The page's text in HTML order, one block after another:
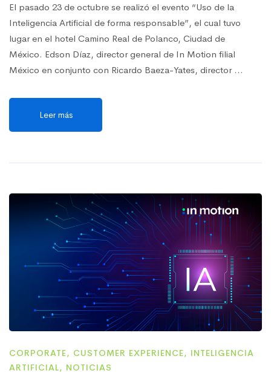
El pasado 23 de octubre se realizó el evento “Uso de la
Inteligencia Artificial de forma responsable”, el cual tuvo
lugar en el hotel Camino Real de Polanco, Ciudad de
México. Edson Díaz, director general de In Motion filial
México en conjunto con Ricardo Baeza-Yates, director …
Leer más
CORPORATE, CUSTOMER EXPERIENCE, INTELIGENCIA
ARTIFICIAL, NOTICIAS